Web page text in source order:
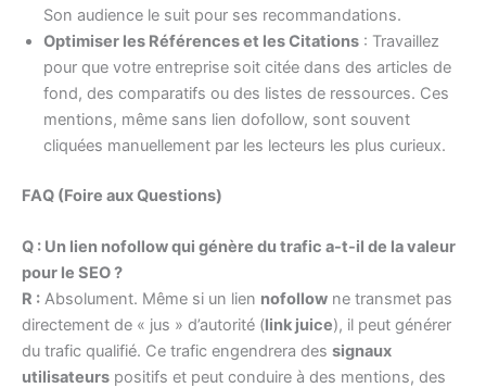
Son audience le suit pour ses recommandations.
Optimiser les Références et les Citations : Travaillez
pour que votre entreprise soit citée dans des articles de
fond, des comparatifs ou des listes de ressources. Ces
mentions, même sans lien dofollow, sont souvent
cliquées manuellement par les lecteurs les plus curieux.
FAQ (Foire aux Questions)
Q : Un lien nofollow qui génère du trafic a-t-il de la valeur
pour le SEO ?
R : Absolument. Même si un lien nofollow ne transmet pas
directement de « jus » d’autorité (link juice), il peut générer
du trafic qualifié. Ce trafic engendrera des signaux
utilisateurs positifs et peut conduire à des mentions, des